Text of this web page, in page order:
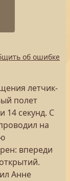
об ошибке
летчик-
полет
14 секунд. С
на
впереди
Анне